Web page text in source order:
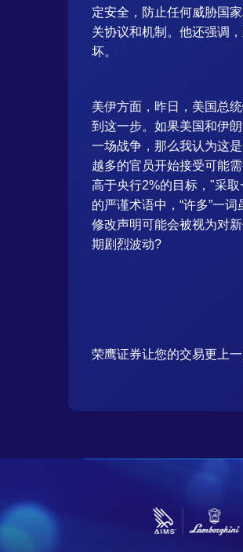
定安全，防止任何威胁国
关协议和机制。他还强调
坏。
美伊方面，昨日，美国总
到这一步。如果美国和伊
一场战争，那么我认为这
越多的官员开始接受可能
高于央行2%的目标，"采
的严谨术语中，“许多”一
修改声明可能会被视为对
期剧烈波动?
荣鹰证券让您的交易更上